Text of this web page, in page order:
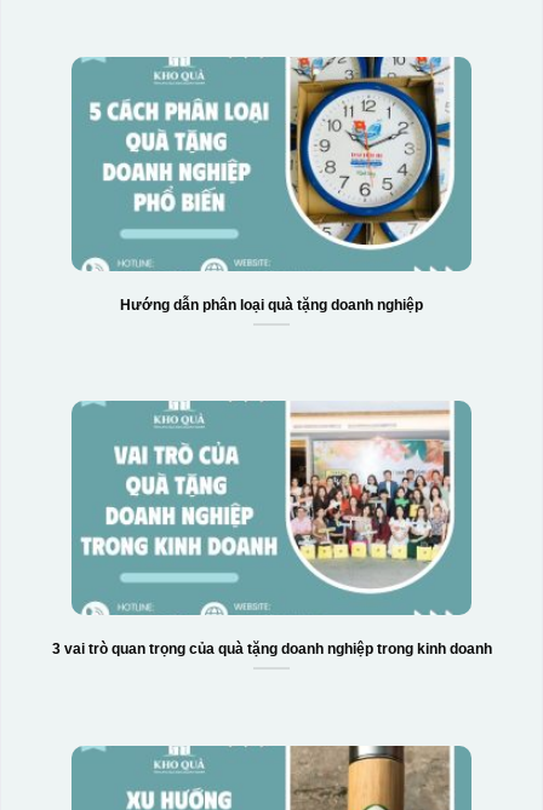
Hướng dẫn phân loại quà tặng doanh nghiệp
3 vai trò quan trọng của quà tặng doanh nghiệp trong kinh doanh